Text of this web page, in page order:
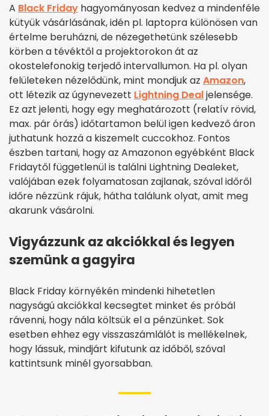
A Black Friday hagyományosan kedvez a mindenféle
kütyük vásárlásának, idén pl. laptopra különösen van
értelme beruházni, de nézegethetünk szélesebb
körben a tévéktől a projektorokon át az
okostelefonokig terjedő intervallumon. Ha pl. olyan
felületeken nézelődünk, mint mondjuk az Amazon,
ott létezik az úgynevezett Lightning Dealjelensége.
Ez azt jelenti, hogy egy meghatározott (relatív rövid,
max. pár órás) időtartamon belül igen kedvező áron
juthatunk hozzá a kiszemelt cuccokhoz. Fontos
észben tartani, hogy az Amazonon egyébként Black
Fridaytől függetlenül is találni Lightning Dealeket,
valójában ezek folyamatosan zajlanak, szóval időről
időre nézzünk rájuk, hátha találunk olyat, amit meg
akarunk vásárolni.
Vigyázzunk az akciókkal és legyen
szemünk a gagyira
Black Friday környékén mindenki hihetetlen
nagyságú akciókkal kecsegtet minket és próbál
rávenni, hogy nála költsük el a pénzünket. Sok
esetben ehhez egy visszaszámlálót is mellékelnek,
hogy lássuk, mindjárt kifutunk az időből, szóval
kattintsunk minél gyorsabban.